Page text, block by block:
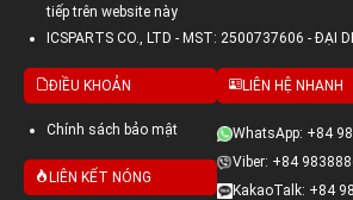
tiếp trên website này
ICSPARTS CO., LTD - MST: 2500737606 - ĐẠI
ĐIỀU KHOẢN
Chính sách bảo mật
LIÊN KẾT NÓNG
LIÊN HỆ NHANH
WhatsApp: +84
Viber: +84
KakaoTalk: +84